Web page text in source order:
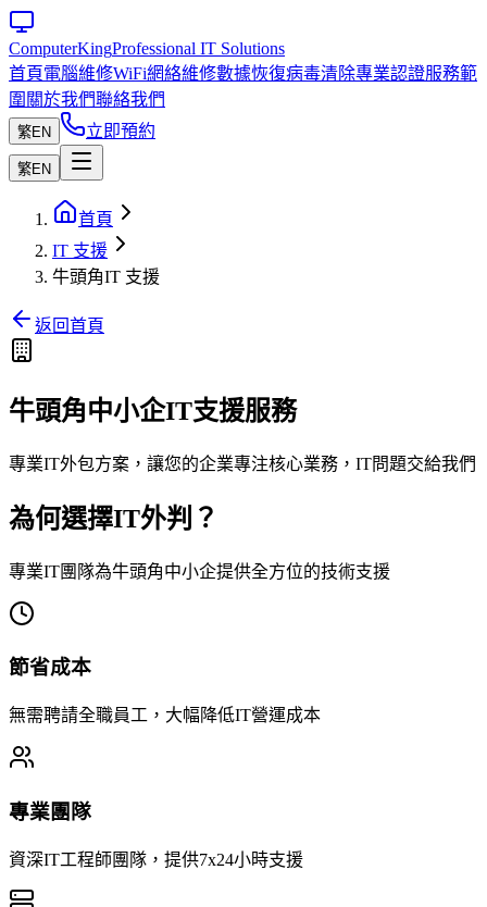
ComputerKingProfessional IT Solutions
首頁電腦維修WiFi網絡維修數據恢復病毒清除專業認證服務範
圍 關於我們聯絡我們
繁EN 立即預約
繁EN
首頁
IT 支援
牛頭角IT 支援
返回首頁
牛頭角中小企IT支援服務
專業IT外包方案，讓您的企業專注核心業務，IT問題交給我們
為何選擇IT外判？
專業IT團隊為牛頭角中小企提供全方位的技術支援
節省成本
無需聘請全職員工，大幅降低IT營運成本
專業團隊
資深IT工程師團隊，提供7x24小時支援